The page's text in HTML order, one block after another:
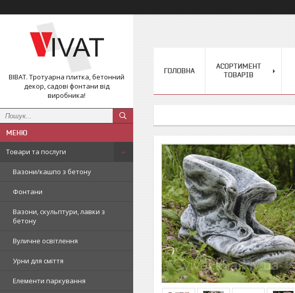
ВІВАТ. Тротуарна плитка, бетонний
декор, садові фонтани від
виробника!
Товари та послуги
Вазони/кашпо з бетону
Фонтани
Вазони, скульптури, лавки з
бетону
Вуличне освітлення
Урни для сміття
Елементи паркування
ГОЛОВНА
АСОРТИМЕНТ
ТОВАРІВ